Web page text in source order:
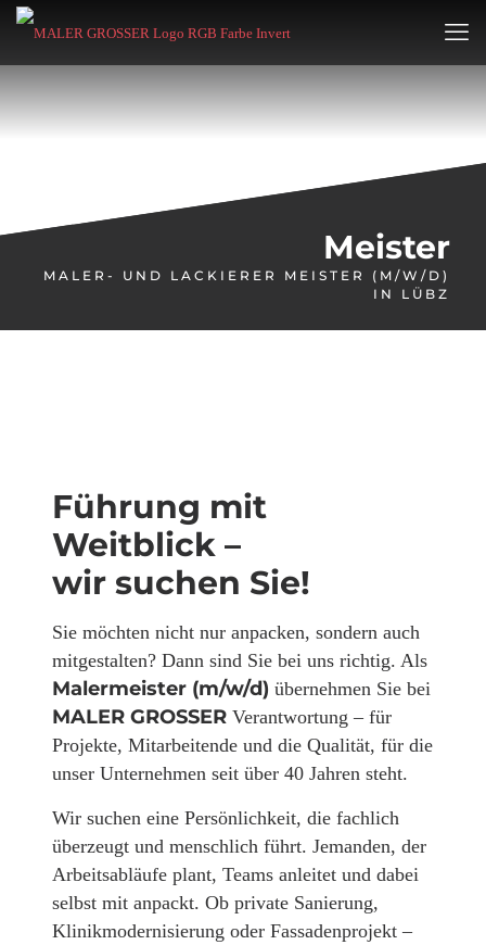
Meister
MALER- UND LACKIERER MEISTER (M/W/D)
IN LÜBZ
Führung mit
Weitblick –
wir suchen Sie!
Sie möchten nicht nur anpacken, sondern auch
mitgestalten? Dann sind Sie bei uns richtig. Als
Malermeister (m/w/d) übernehmen Sie bei
MALER GROSSER Verantwortung – für
Projekte, Mitarbeitende und die Qualität, für die
unser Unternehmen seit über 40 Jahren steht.
Wir suchen eine Persönlichkeit, die fachlich
überzeugt und menschlich führt. Jemanden, der
Arbeitsabläufe plant, Teams anleitet und dabei
selbst mit anpackt. Ob private Sanierung,
Klinikmodernisierung oder Fassadenprojekt –